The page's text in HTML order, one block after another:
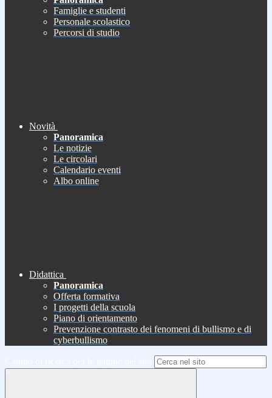
Famiglie e studenti
Personale scolastico
Percorsi di studio
Novità
Panoramica
Le notizie
Le circolari
Calendario eventi
Albo online
Didattica
Panoramica
Offerta formativa
I progetti della scuola
Piano di orientamento
Prevenzione contrasto dei fenomeni di bullismo e di
cyberbullismo